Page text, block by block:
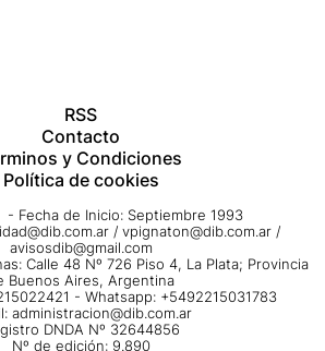
RSS
Contacto
y Condiciones
Política de cookies
- Fecha de Inicio: Septiembre 1993
/ vpignaton@dib.com.ar /
avisosdib@gmail.com
Calle 48 Nº 726 Piso 4, La Plata; Provincia
Buenos Aires, Argentina
- Whatsapp: +5492215031783
administracion@dib.com.ar
DNDA Nº 32644856
Nº de edición: 9.890